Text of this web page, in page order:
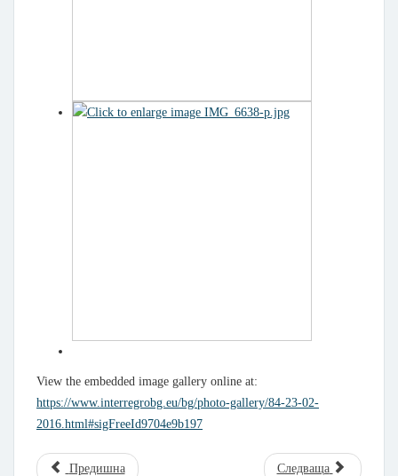
View the embedded image gallery online at:
https://www.interregrobg.eu/bg/photo-gallery/84-23-02-
2016.html#sigFreeId9704e9b197
Предишна Следваща